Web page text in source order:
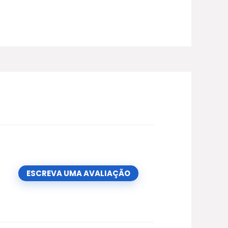
ESCREVA UMA AVALIAÇÃO